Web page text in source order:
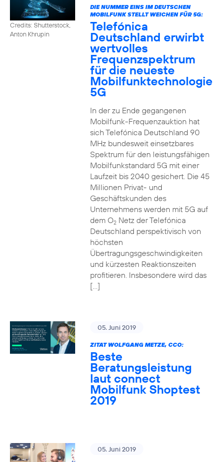
Credits: Shutterstock,
Anton Khrupin
DIE NUMMER EINS IM DEUTSCHEN
MOBILFUNK STELLT WEICHEN FÜR 5G:
Telefónica
Deutschland erwirbt
wertvolles
Frequenzspektrum
für die neueste
Mobilfunktechnologie
5G
In der zu Ende gegangenen
Mobilfunk-Frequenzauktion hat
sich Telefónica Deutschland 90
MHz bundesweit einsetzbares
Spektrum für den leistungsfähigen
Mobilfunkstandard 5G mit einer
Laufzeit bis 2040 gesichert. Die 45
Millionen Privat- und
Geschäftskunden des
Unternehmens werden mit 5G auf
dem O2Netz der Telefónica
Deutschland perspektivisch von
höchsten
Übertragungsgeschwindigkeiten
und kürzesten Reaktionszeiten
profitieren. Insbesondere wird das
[…]
05. Juni 2019
ZITAT WOLFGANG METZE, CCO:
Beste
Beratungsleistung
laut connect
Mobilfunk Shoptest
2019
05. Juni 2019